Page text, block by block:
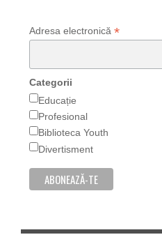
Adresa electronică *
Categorii
Educație
Profesional
Biblioteca Youth
Divertisment